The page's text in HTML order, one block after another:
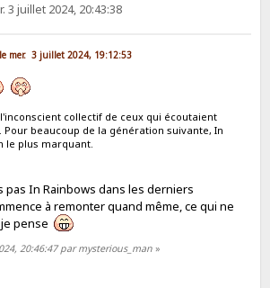
3 juillet 2024, 20:43:38
mer. 3 juillet 2024, 19:12:53
collectif de ceux qui écoutaient
Pour beaucoup de la génération suivante, In
le plus marquant.
pas In Rainbows dans les derniers
à remonter quand même, ce qui ne
je pense
20:46:47 par mysterious_man »